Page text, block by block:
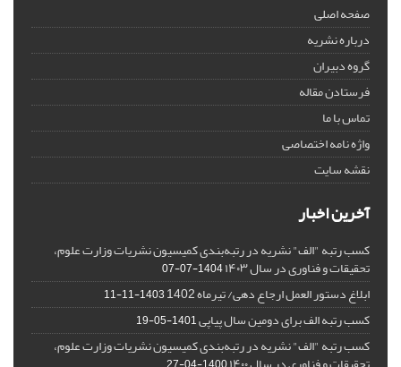
صفحه اصلی
درباره نشریه
گروه دبیران
فرستادن مقاله
تماس با ما
واژه نامه اختصاصی
نقشه سایت
آخرین اخبار
کسب رتبه "الف" نشریه در رتبه‌بندی کمیسیون نشریات وزارت علوم،
تحقیقات و فناوری در سال ۱۴۰۳ 1404-07-07
ابلاغ دستور العمل ارجاع دهی/ تیرماه 1402 1403-11-11
کسب رتبه الف برای دومین سال پیاپی1401-05-19
کسب رتبه "الف" نشریه در رتبه‌بندی کمیسیون نشریات وزارت علوم،